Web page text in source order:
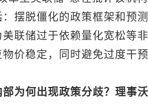
摆脱僵化的政策框架和预
联储过于依赖量化宽松等
价稳定，同时避免过度干
为何出现政策分歧？理事